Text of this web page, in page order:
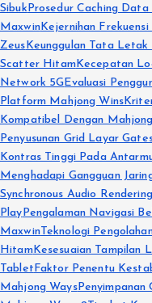
Sibuk Prosedur Caching
MaxwinKejernihan
Zeus Keunggulan Tata
Scatter HitamKecepatan
Network 5G Evaluasi
Platform Mahjong Wins
Kompatibel Dengan
Penyusunan Grid Layar
Kontras Tinggi Pada
Menghadapi Gangguan
Synchronous Audio
Play Pengalaman Navigasi
MaxwinTeknologi
HitamKesesuaian Tampilan
Tablet Faktor Penentu
Mahjong Ways